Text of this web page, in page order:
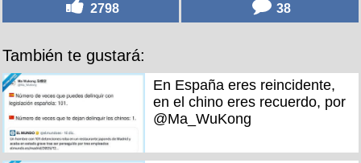
2798 38
También te gustará:
En España eres reincidente,
en el chino eres recuerdo, por
@Ma_WuKong